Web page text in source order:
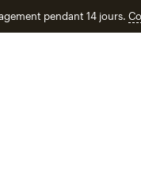
pendant 14 jours.